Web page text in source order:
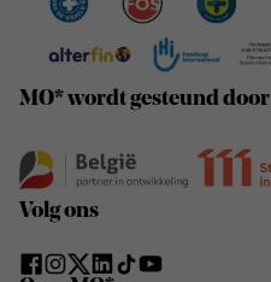
MO* wordt gesteund door
Volg ons